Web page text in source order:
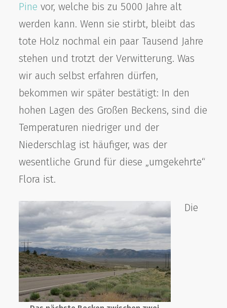
Pine vor, welche bis zu 5000 Jahre alt
werden kann. Wenn sie stirbt, bleibt das
tote Holz nochmal ein paar Tausend Jahre
stehen und trotzt der Verwitterung. Was
wir auch selbst erfahren dürfen,
bekommen wir später bestätigt: In den
hohen Lagen des Großen Beckens, sind die
Temperaturen niedriger und der
Niederschlag ist häufiger, was der
wesentliche Grund für diese „umgekehrte“
Flora ist.
Die